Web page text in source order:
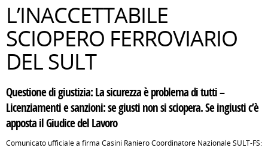
L’INACCETTABILE
SCIOPERO FERROVIARIO
DEL SULT
Questione di giustizia: La sicurezza è problema di tutti –
Licenziamenti e sanzioni: se giusti non si sciopera. Se ingiusti c’è
apposta il Giudice del Lavoro
Comunicato ufficiale a firma Casini Raniero Coordinatore Nazionale SULT-FS: